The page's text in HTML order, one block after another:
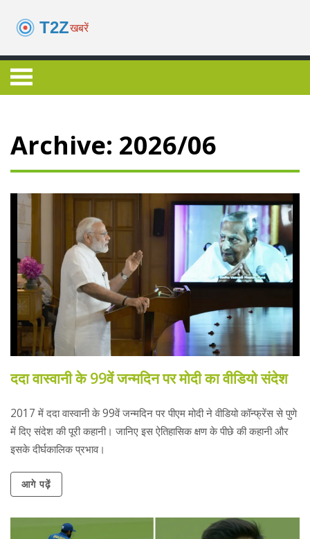
Archive: 2026/06
ददा वास्वानी के 99वें जन्मदिन पर मोदी का वीडियो संदेश
2017 में ददा वास्वानी के 99वें जन्मदिन पर पीएम मोदी ने वीडियो कॉन्फ्रेंस से पुणे
में दिए संदेश की पूरी कहानी। जानिए इस ऐतिहासिक क्षण के पीछे की कहानी और
इसके दीर्घकालिक प्रभाव।
आगे पढ़ें